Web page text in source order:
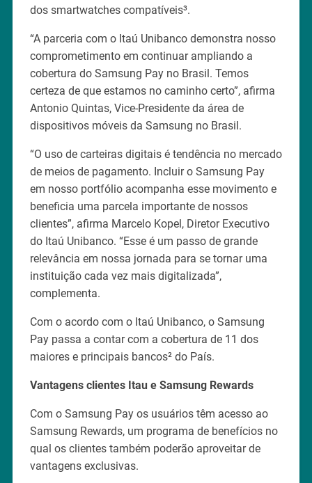
dos smartwatches compatíveis³.
“A parceria com o Itaú Unibanco demonstra nosso
comprometimento em continuar ampliando a
cobertura do Samsung Pay no Brasil. Temos
certeza de que estamos no caminho certo”, afirma
Antonio Quintas, Vice-Presidente da área de
dispositivos móveis da Samsung no Brasil.
“O uso de carteiras digitais é tendência no mercado
de meios de pagamento. Incluir o Samsung Pay
em nosso portfólio acompanha esse movimento e
beneficia uma parcela importante de nossos
clientes”, afirma Marcelo Kopel, Diretor Executivo
do Itaú Unibanco. “Esse é um passo de grande
relevância em nossa jornada para se tornar uma
instituição cada vez mais digitalizada”,
complementa.
Com o acordo com o Itaú Unibanco, o Samsung
Pay passa a contar com a cobertura de 11 dos
maiores e principais bancos² do País.
Vantagens clientes Itau e Samsung Rewards
Com o Samsung Pay os usuários têm acesso ao
Samsung Rewards, um programa de benefícios no
qual os clientes também poderão aproveitar de
vantagens exclusivas.